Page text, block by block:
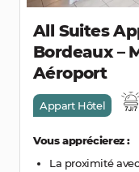
All Suites
Bordeaux –
Aéroport
Appart Hôtel
Vous apprécierez :
La proximité